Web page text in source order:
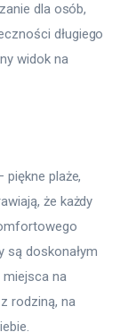
dla osób,
długiego
widok na
piękne plaże,
że każdy
są doskonałym
miejsca na
rodziną, na